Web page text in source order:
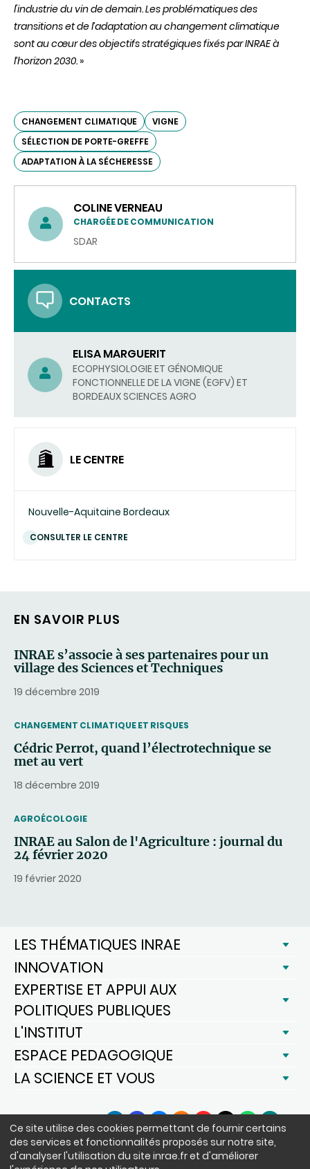
Ce site utilise des cookies permettant de fournir certains
des services et fonctionnalités proposés sur notre site,
d'analyser l'utilisation du site inrae.fr et d'améliorer
l'industrie du vin de demain. Les problématiques des
transitions et de l’adaptation au changement climatique
sont au cœur des objectifs stratégiques fixés par INRAE à
l’horizon 2030. »
CHANGEMENT CLIMATIQUE
VIGNE
SÉLECTION DE PORTE-GREFFE
ADAPTATION À LA SÉCHERESSE
COLINE VERNEAU
CHARGÉE DE COMMUNICATION
SDAR
CONTACTS
ELISA MARGUERIT
ECOPHYSIOLOGIE ET GÉNOMIQUE
FONCTIONNELLE DE LA VIGNE (EGFV) ET
BORDEAUX SCIENCES AGRO
LE CENTRE
Nouvelle-Aquitaine Bordeaux
CONSULTER LE CENTRE
EN SAVOIR PLUS
INRAE s’associe à ses partenaires pour un
village des Sciences et Techniques
19 décembre 2019
THEMATIC
CHANGEMENT CLIMATIQUE ET RISQUES
Cédric Perrot, quand l’électrotechnique se
met au vert
18 décembre 2019
THEMATIC
AGROÉCOLOGIE
INRAE au Salon de l'Agriculture : journal du
24 février 2020
19 février 2020
LES THÉMATIQUES INRAE
INNOVATION
EXPERTISE ET APPUI AUX
POLITIQUES PUBLIQUES
L'INSTITUT
ESPACE PEDAGOGIQUE
LA SCIENCE ET VOUS
SUIVEZ-NOUS
LinkedInFacebook
BlueSkyInstagram
YouTube
X WhatsAppPodcasts